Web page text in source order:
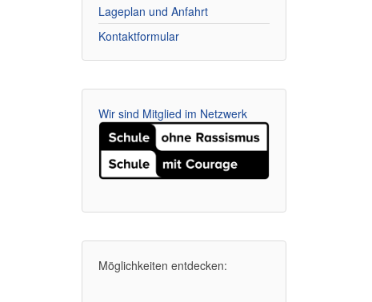
Lageplan und Anfahrt
Kontaktformular
Wir sind Mitglied im Netzwerk
Möglichkeiten entdecken: